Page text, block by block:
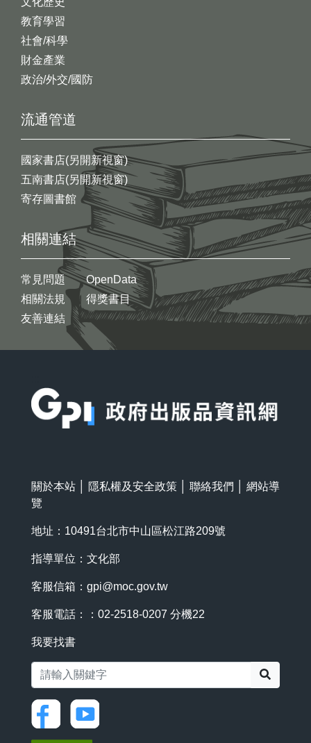
教育學習
社會/科學
財金產業
政治/外交/國防
流通管道
國家書店(另開新視窗)
五南書店(另開新視窗)
寄存圖書館
相關連結
常見問題
相關法規
友善連結
OpenData
得獎書目
關於本站 隱私權及安全政策 聯絡我們
網站導
覽
地址：10491台北市中山區松江路209號
指導單位：文化部
客服信箱： gpi@moc.gov.tw
客服電話：：02-2518-0207 分機22
我要找書